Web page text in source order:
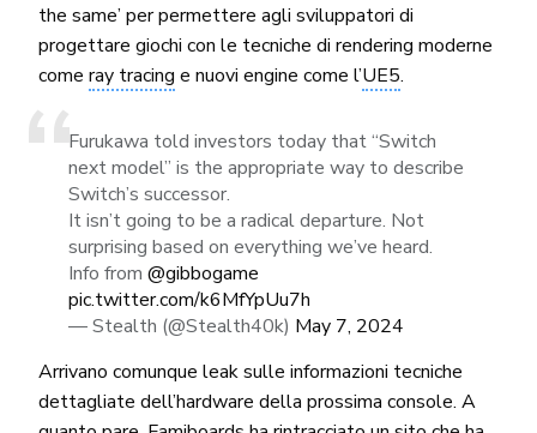
the same’ per permettere agli sviluppatori di
progettare giochi con le tecniche di rendering moderne
come ray tracing e nuovi engine come l’UE5.
Furukawa told investors today that “Switch
next model” is the appropriate way to describe
Switch’s successor.
It isn’t going to be a radical departure. Not
surprising based on everything we’ve heard.
Info from @gibbogame
pic.twitter.com/k6MfYpUu7h
— Stealth (@Stealth40k) May 7, 2024
Arrivano comunque leak sulle informazioni tecniche
dettagliate dell’hardware della prossima console. A